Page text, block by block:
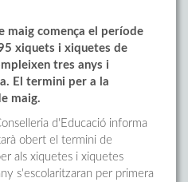
maig comença el període
xiquets i xiquetes de
tres anys i
El termini per a la
maig.
d'Educació informa
obert el termini de
als xiquetes i xiquetes
s'escolaritzaran per primera